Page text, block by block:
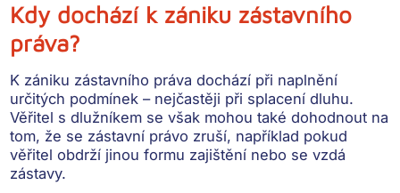
Kdy dochází k zániku zástavního
práva?
K zániku zástavního právadochází při naplnění
určitých podmínek – nejčastěji při splacení dluhu.
Věřitel s dlužníkem se však mohou také dohodnout na
tom, že se zástavní právo zruší, například pokud
věřitel obdrží jinou formu zajištění nebo se vzdá
zástavy.